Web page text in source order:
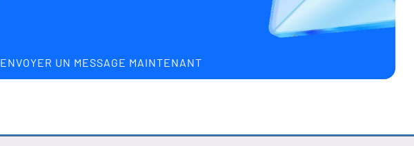
ENVOYER UN MESSAGE MAINTENANT